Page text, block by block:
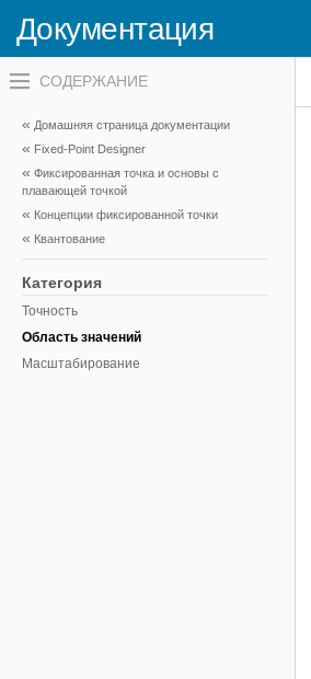
Документация
Переключатель
навигационного
вне
холста
переключатель
навигационного
меню
холста
Домашняя страница документации
Fixed-Point Designer
Фиксированная точка и основы с
плавающей точкой
Концепции фиксированной точки
Квантование
Категория
Точность
Область значений
Масштабирование